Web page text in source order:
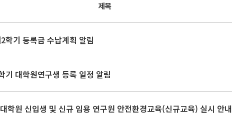
제목
학기 등록금 수납계획 알림
기 대학원연구생 등록 일정 알림
학원 신입생 및 신규 임용 연구원 안전환경교육(신규교육) 실시 안내